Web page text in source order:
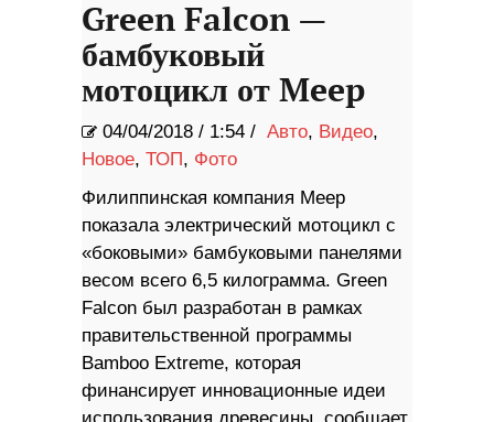
Green Falcon —
бамбуковый
мотоцикл от Meep
04/04/2018 / 1:54 / Авто, Видео,
Новое, ТОП, Фото
Филиппинская компания Meep
показала электрический мотоцикл с
«боковыми» бамбуковыми панелями
весом всего 6,5 килограмма. Green
Falcon был разработан в рамках
правительственной программы
Bamboo Extreme, которая
финансирует инновационные идеи